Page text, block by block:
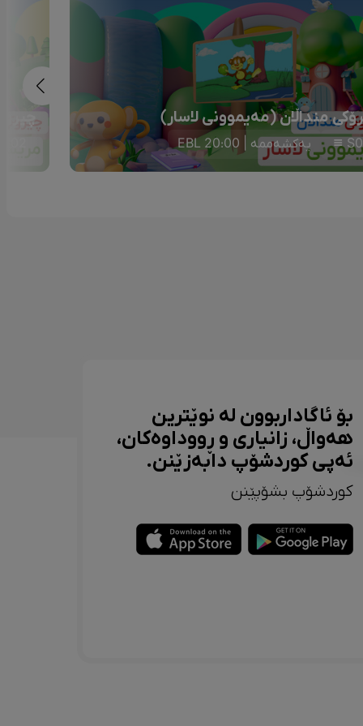
منداڵان (مەیموونی لاسار)
یەکشەممە | 20:00 EBL
بۆ ئاگاداربوون لە نوێترین
هەواڵ، زانیاری و ڕووداوەکان،
ئەپی کوردشۆپ دابەزێنن.
کوردشۆپ بشۆپێنن